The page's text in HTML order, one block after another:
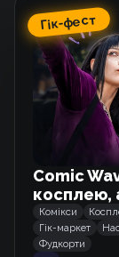
Схожі тайтли
Гік-фест
Comic
косплею,
Комікси
Гік-маркет
Фудкорти